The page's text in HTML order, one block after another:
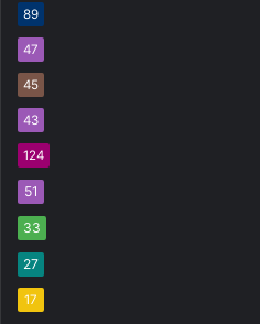
89
47
45
43
124
51
33
27
17